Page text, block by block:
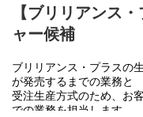
【1日の仕事の流れ】
ります。
スタッフ1名あたり平日
します。
合わせ、
ブライダルジュエリー・
す。
資材調達、商品企画、
産」以外の部分をすべて
人らしい個性を発揮でき
2006年に創業し、現在は
【ブリリアンス
ャー候補
ブリリアンス・プラスの
が発売するまでの業務と
受注生産方式のため、お
での業務を担当します。